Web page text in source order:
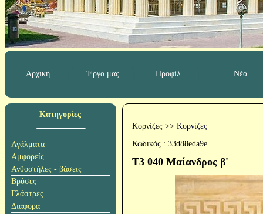
Αρχική Έργα μας Προφίλ Νέα
Κατηγορίες
Αγάλματα
Αμφορείς
Ανθοστήλες - βάσεις
Βρύσες
Γλάστρες
Διάφορα
Κορνίζες >> Κορνίζες
Κωδικός : 33d88eda9e
T3 040 Μαίανδρος β'